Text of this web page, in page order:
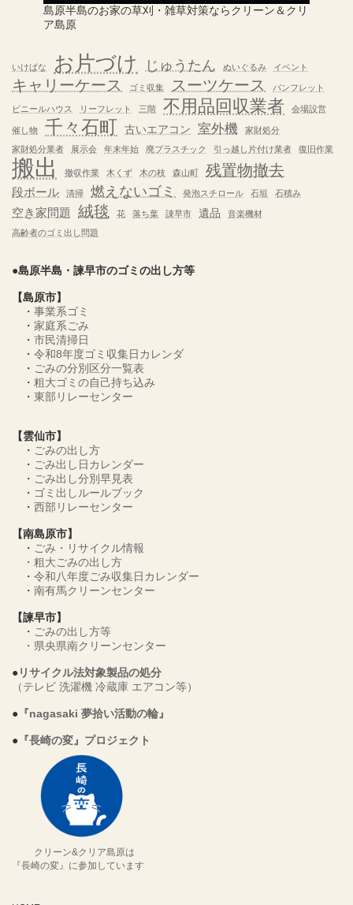
島原半島のお家の草刈・雑草対策ならクリーン＆クリ
ア島原
いけばな お片づけ じゅうたん ぬいぐるみ イベント
キャリーケース ゴミ収集 スーツケース パンフレット
ビニールハウス リーフレット 三階 不用品回収業者 会場設営
催し物 千々石町 古いエアコン 室外機
家財処分
家財処分業者
展示会 年末年始 廃プラスチック 引っ越し片付け業者 復旧作業
搬出 撤収作業 木くず 木の枝 森山町 残置物撤去
段ボール 清掃 燃えないゴミ 発泡スチロール 石垣 石積み
空き家問題 絨毯 花 落ち葉 諌早市 遺品
音楽機材
高齢者のゴミ出し問題
●島原半島・諫早市のゴミの出し方等
【島原市】
・ 事業系ゴミ
・ 家庭系ごみ
・ 市民清掃日
・ 令和8年度ゴミ収集日カレンダ
・ ごみの分別区分一覧表
・ 粗大ゴミの自己持ち込み
・ 東部リレーセンター
【雲仙市】
・ ごみの出し方
・ ごみ出し日カレンダー
・ ごみ出し分別早見表
・ ゴミ出しルールブック
・ 西部リレーセンター
【南島原市】
・ ごみ・リサイクル情報
・ 粗大ごみの出し方
・ 令和八年度ごみ収集日カレンダー
・ 南有馬クリーンセンター
【諫早市】
・ ごみの出し方等
・ 県央県南クリーンセンター
●リサイクル法対象製品の処分
（テレビ 洗濯機 冷蔵庫 エアコン等）
● 『nagasaki 夢拾い活動の輪』
● 『長崎の変』プロジェクト
クリーン&クリア島原は
『長崎の変』に参加しています